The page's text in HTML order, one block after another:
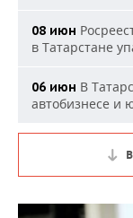
08 июн
в Татарстане
06 июн В
автобизнесе и